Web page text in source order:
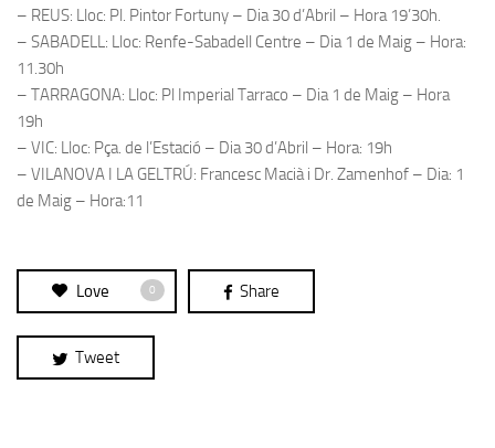
– REUS: Lloc: Pl. Pintor Fortuny – Dia 30 d’Abril – Hora 19’30h.
– SABADELL: Lloc: Renfe-Sabadell Centre – Dia 1 de Maig – Hora:
11.30h
– TARRAGONA: Lloc: Pl Imperial Tarraco – Dia 1 de Maig – Hora
19h
– VIC: Lloc: Pça. de l’Estació – Dia 30 d’Abril – Hora: 19h
– VILANOVA I LA GELTRÚ: Francesc Macià i Dr. Zamenhof – Dia: 1
de Maig – Hora:11
Love 0 Share
Tweet